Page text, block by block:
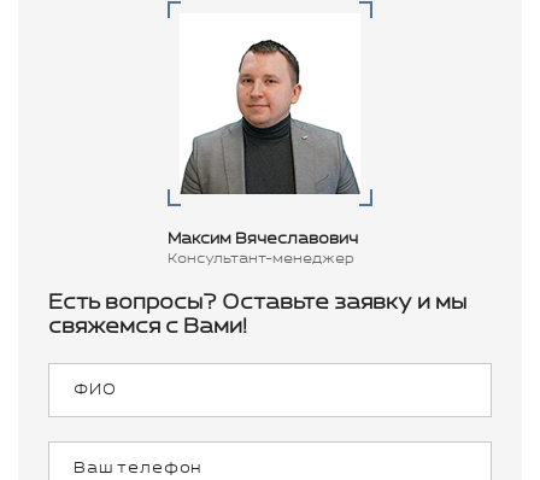
Максим Вячеславович
Консультант-менеджер
Есть вопросы? Оставьте заявку и мы
свяжемся с Вами!